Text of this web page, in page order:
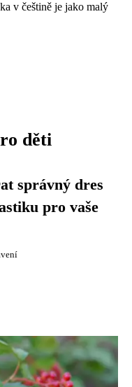
v češtině je jako malý
děti
správný dres
pro vaše